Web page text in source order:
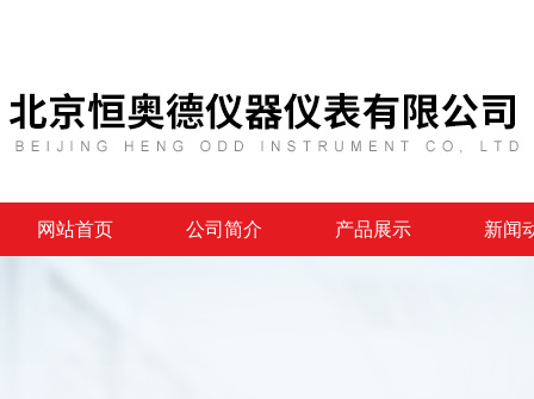
网站首页 公司简介 产品展示 新闻